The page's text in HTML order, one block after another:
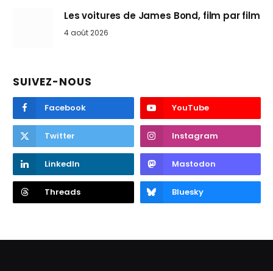
Les voitures de James Bond, film par film
4 août 2026
SUIVEZ-NOUS
Facebook YouTube
Twitter Instagram
LinkedIn Mastodon
Threads Bluesky